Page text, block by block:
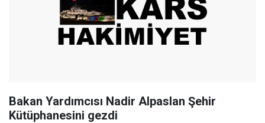
Bakan Yardımcısı Nadir Alpaslan Şehir
Kütüphanesini gezdi